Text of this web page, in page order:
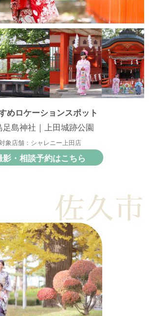
めロケーションスポット
足島神社｜上田城跡公園
象店舗：シャレニー上田店
影・相談予約はこちら
佐久市